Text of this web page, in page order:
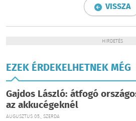
VISSZA
HIRDETÉS
EZEK ÉRDEKELHETNEK MÉG
Gajdos László: átfogó
az akkucégeknél
AUGUSZTUS 05., SZERDA